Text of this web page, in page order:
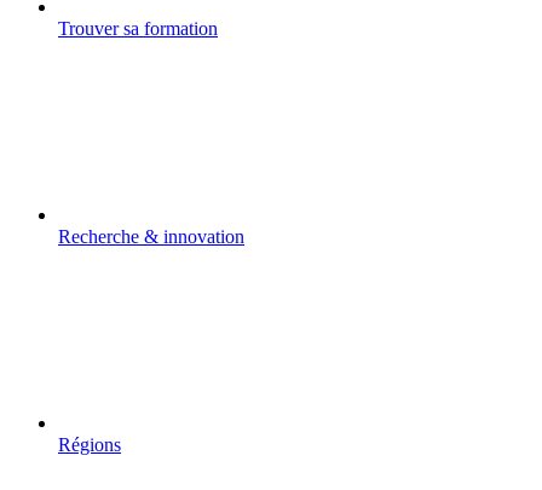
Trouver sa formation
Recherche & innovation
Régions